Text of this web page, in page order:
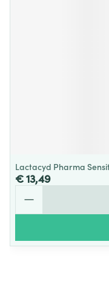
Lactacyd Pharma
€ 13,49